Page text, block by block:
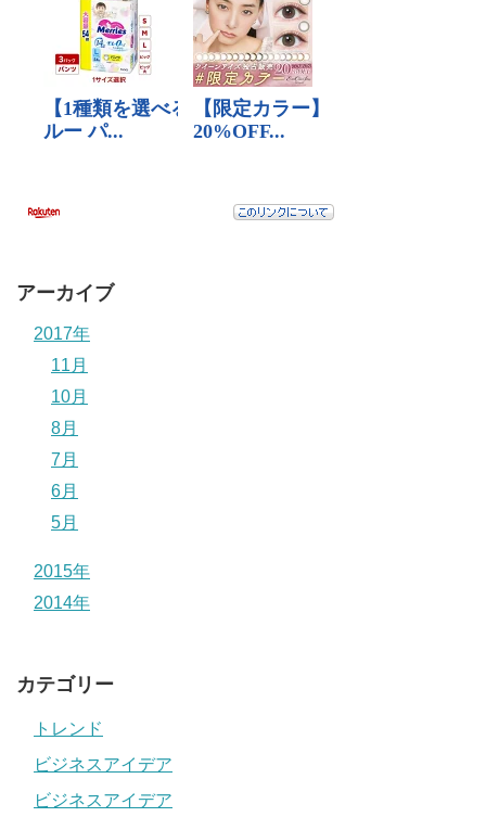
アーカイブ
2017年
11月
10月
8月
7月
6月
5月
2015年
2014年
カテゴリー
トレンド
ビジネスアイデア
ビジネスアイデア